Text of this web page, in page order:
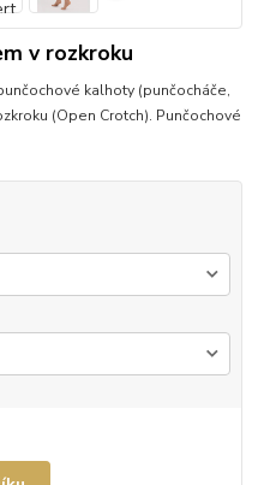
v rozkroku
kalhoty (punčocháče,
(Open Crotch). Punčochové